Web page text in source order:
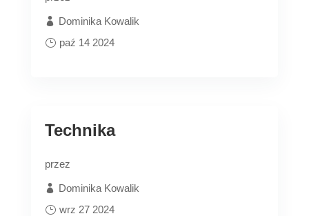
Dominika Kowalik
paź 14 2024
Technika
przez
Dominika Kowalik
wrz 27 2024